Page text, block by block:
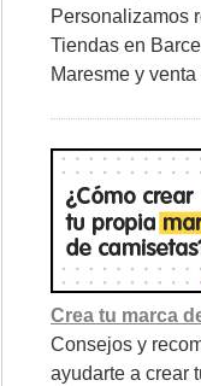
Personalizamos
Tiendas en
Maresme y
Crea tu marca
Consejos y
ayudarte a crear